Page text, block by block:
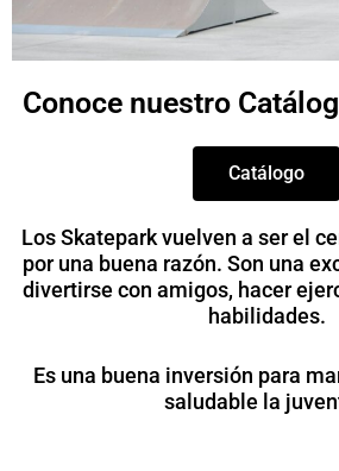
Conoce nuestro
Catálogo
Los Skatepark vuelven a ser el
por una buena razón. Son una
divertirse con amigos, hacer
habilidades.
Es una buena inversión para
saludable la